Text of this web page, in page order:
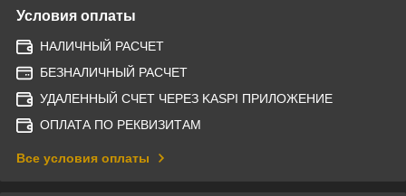
Условия оплаты
НАЛИЧНЫЙ РАСЧЕТ
БЕЗНАЛИЧНЫЙ РАСЧЕТ
УДАЛЕННЫЙ СЧЕТ ЧЕРЕЗ KASPI ПРИЛОЖЕНИЕ
ОПЛАТА ПО РЕКВИЗИТАМ
Все условия оплаты